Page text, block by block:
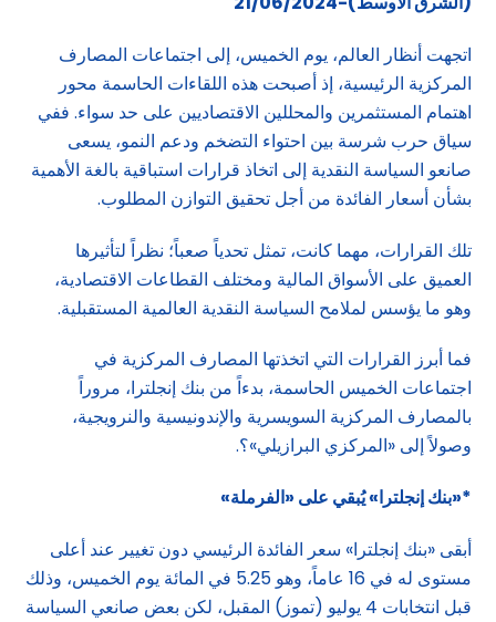
اتجهت أنظار العالم، يوم الخميس، إلى اجتماعات المصارف
المركزية الرئيسية، إذ أصبحت هذه اللقاءات الحاسمة محور
اهتمام المستثمرين والمحللين الاقتصاديين على حد سواء. ففي
سياق حرب شرسة بين احتواء التضخم ودعم النمو، يسعى
صانعو السياسة النقدية إلى اتخاذ قرارات استباقية بالغة الأهمية
بشأن أسعار الفائدة من أجل تحقيق التوازن المطلوب.
تلك القرارات، مهما كانت، تمثل تحدياً صعباً؛ نظراً لتأثيرها
العميق على الأسواق المالية ومختلف القطاعات الاقتصادية،
وهو ما يؤسس لملامح السياسة النقدية العالمية المستقبلية.
فما أبرز القرارات التي اتخذتها المصارف المركزية في
اجتماعات الخميس الحاسمة، بدءاً من بنك إنجلترا، مروراً
بالمصارف المركزية السويسرية والإندونيسية والنرويجية،
وصولاً إلى «المركزي البرازيلي»؟.
*«بنك إنجلترا» يُبقي على «الفرملة»
أبقى «بنك إنجلترا» سعر الفائدة الرئيسي دون تغيير عند أعلى
مستوى له في 16 عاماً، وهو 5.25 في المائة يوم الخميس، وذلك
قبل انتخابات 4 يوليو (تموز) المقبل، لكن بعض صانعي السياسة